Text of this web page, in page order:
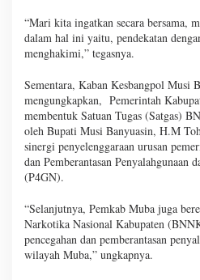
“Mari kita ingatkan secara bersama,
dalam hal ini yaitu, pendekatan
menghakimi,” tegasnya.
Sementara, Kaban Kesbangpol Musi
mengungkapkan, Pemerintah
membentuk Satuan Tugas (Satgas)
oleh Bupati Musi Banyuasin, H.M
sinergi penyelenggaraan urusan
dan Pemberantasan Penyalahgunaan
(P4GN).
“Selanjutnya, Pemkab Muba juga
Narkotika Nasional Kabupaten
pencegahan dan pemberantasan
wilayah Muba,” ungkapnya.